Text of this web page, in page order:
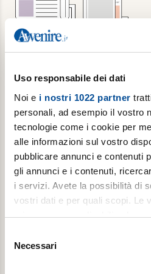
Uso responsabile dei dati
Noi e i nostri 1022 partner
personali, ad esempio il vostro
tecnologie come i cookie per
alle informazioni sul vostro
pubblicare annunci e contenuti
gli annunci e i contenuti,
i servizi. Avete la possibilità di
vostri dati e per quali scopi. Le
privacy sono applicabili solo su
modificare o revocare il proprio
momento dalla Dichiarazione
delNecessari
Abbonamento
dell'Infinito
6 copie/settimana di Avvenire,
copia/mese di Luoghi
€ 309,00
€ 502,00